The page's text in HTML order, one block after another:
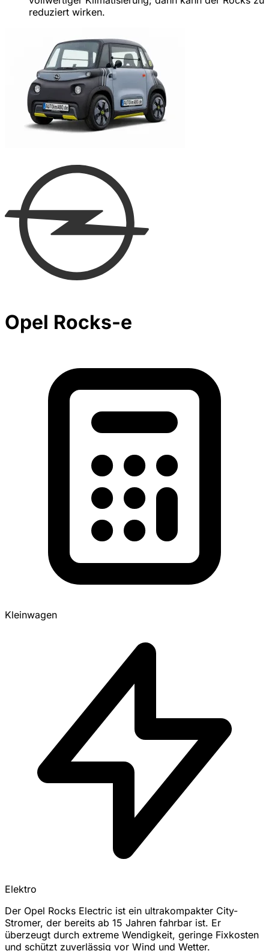
reduziert wirken.
Opel Rocks-e
Kleinwagen
Elektro
Der Opel Rocks Electric ist ein ultrakompakter City-
Stromer, der bereits ab 15 Jahren fahrbar ist. Er
überzeugt durch extreme Wendigkeit, geringe Fixkosten
und schützt zuverlässig vor Wind und Wetter.